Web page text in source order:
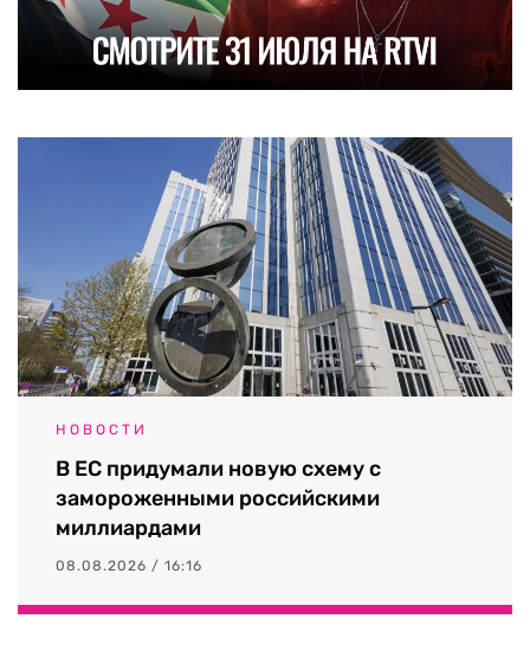
НОВОСТИ
В ЕС придумали новую схему с
замороженными российскими
миллиардами
08.08.2026 / 16:16